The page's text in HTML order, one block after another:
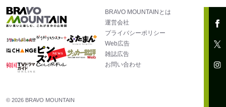
BRAVO MOUNTAINとは
運営会社
プライバシーポリシー
Web広告
雑誌広告
お問い合わせ
© 2026 BRAVO MOUNTAIN